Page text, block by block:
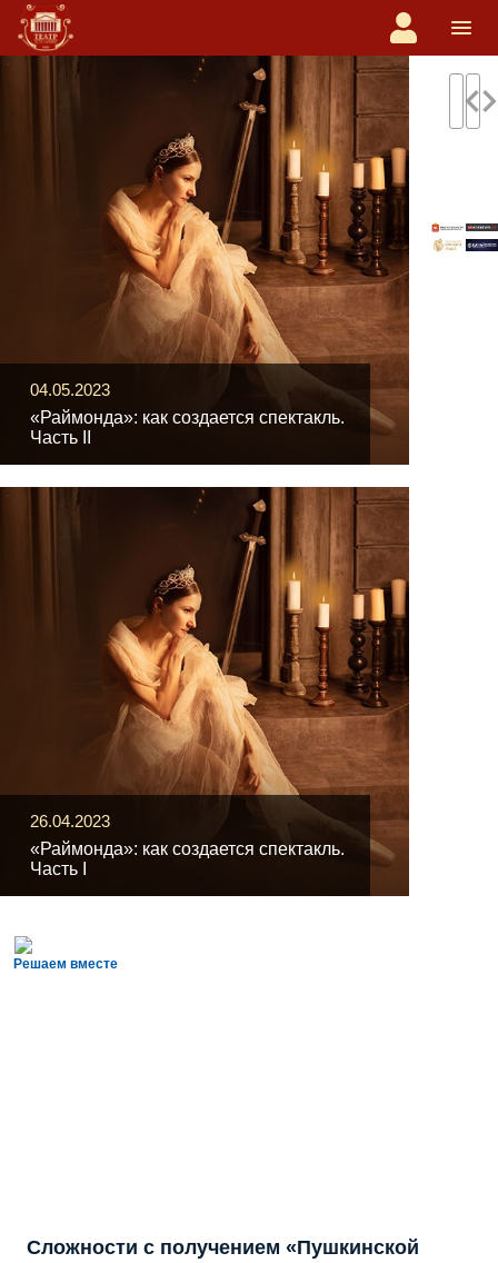
04.05.2023
«Раймонда»: как создается спектакль.
Часть II
26.04.2023
«Раймонда»: как создается спектакль.
Часть I
navigate_before
Решаем вместе
Сложности с получением «Пушкинской